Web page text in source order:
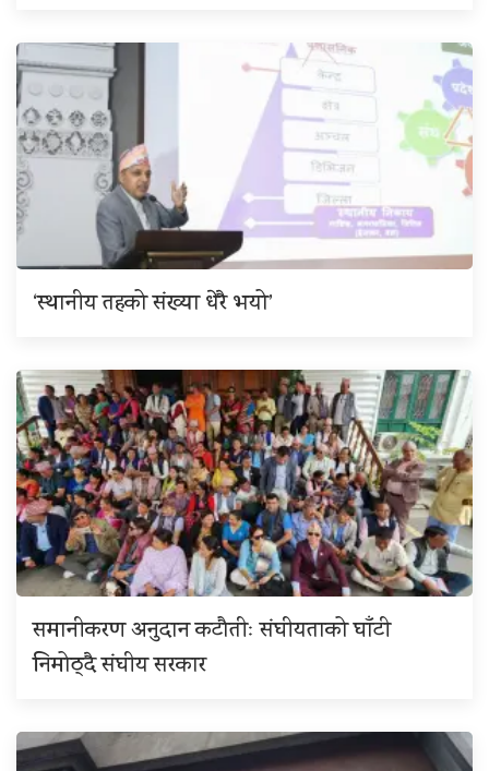
‘स्थानीय तहको संख्या धेरै भयो’
समानीकरण अनुदान कटौतीः संघीयताको घाँटी
निमोठ्दै संघीय सरकार